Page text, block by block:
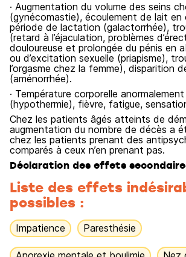
· Augmentation du volume des seins
(gynécomastie), écoulement de lait en
période de lactation (galactorrhée),
(retard à l’éjaculation, problèmes
douloureuse et prolongée du pénis en
ou d’excitation sexuelle (priapisme),
l’orgasme chez la femme), disparition
(aménorrhée).
· Température corporelle
(hypothermie), fièvre, fatigue,
Chez les patients âgés atteints de
augmentation du nombre de décès a
chez les patients prenant des
comparés à ceux n’en prenant pas.
Déclaration des effets
Liste des effets
possibles :
Impatience Paresthésie